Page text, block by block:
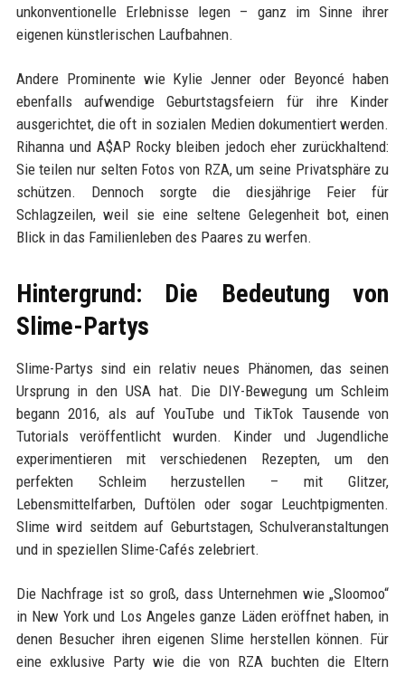
unkonventionelle Erlebnisse legen – ganz im Sinne ihrer
eigenen künstlerischen Laufbahnen.
Andere Prominente wie Kylie Jenner oder Beyoncé haben
ebenfalls aufwendige Geburtstagsfeiern für ihre Kinder
ausgerichtet, die oft in sozialen Medien dokumentiert werden.
Rihanna und A$AP Rocky bleiben jedoch eher zurückhaltend:
Sie teilen nur selten Fotos von RZA, um seine Privatsphäre zu
schützen. Dennoch sorgte die diesjährige Feier für
Schlagzeilen, weil sie eine seltene Gelegenheit bot, einen
Blick in das Familienleben des Paares zu werfen.
Hintergrund: Die Bedeutung von
Slime-Partys
Slime-Partys sind ein relativ neues Phänomen, das seinen
Ursprung in den USA hat. Die DIY-Bewegung um Schleim
begann 2016, als auf YouTube und TikTok Tausende von
Tutorials veröffentlicht wurden. Kinder und Jugendliche
experimentieren mit verschiedenen Rezepten, um den
perfekten Schleim herzustellen – mit Glitzer,
Lebensmittelfarben, Duftölen oder sogar Leuchtpigmenten.
Slime wird seitdem auf Geburtstagen, Schulveranstaltungen
und in speziellen Slime-Cafés zelebriert.
Die Nachfrage ist so groß, dass Unternehmen wie „Sloomoo“
in New York und Los Angeles ganze Läden eröffnet haben, in
denen Besucher ihren eigenen Slime herstellen können. Für
eine exklusive Party wie die von RZA buchten die Eltern